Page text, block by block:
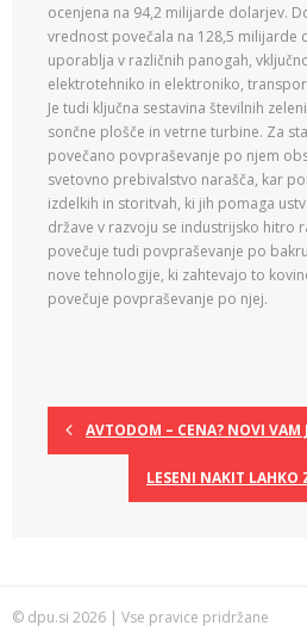
ocenjena na 94,2 milijarde dolarjev.
vrednost povečala na 128,5 milijarde
uporablja v različnih panogah,
elektrotehniko in elektroniko,
Je tudi ključna sestavina številnih
sončne plošče in vetrne turbine. Za
povečano povpraševanje po njem
svetovno prebivalstvo narašča, kar
izdelkih in storitvah, ki jih pomaga
države v razvoju se industrijsko hitro
povečuje tudi povpraševanje po
nove tehnologije, ki zahtevajo to
povečuje povpraševanje po njej.
AVTODOM – CENA? NOVI VAM
LESENI NAKIT LAHKO
© dpu.si 2026 | Vse pravice pridržane